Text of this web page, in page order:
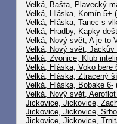
Velká, Bašta, Plavecký
Velká, Hláska, Komín 5+
Velká, Hláska, Tanec s
Velká, Hradby, Kapky
Velká, Nový svět, A je to
Velká, Nový svět,
Velká, Zvonice, Klub
Velká, Hláska, Voko bere
Velká, Hláska, Ztracený
Velká, Hláska, Bobake 6-
Velká, Nový svět,
Jickovice, Jickovice,
Jickovice, Jickovice,
Jickovice, Jickovice,